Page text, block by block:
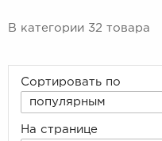
В категории 32 товара
Сортировать по
популярным
На странице